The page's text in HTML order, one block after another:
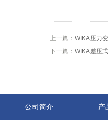
上一篇： WIKA压力
下一篇： WIKA差压
公司简介 产